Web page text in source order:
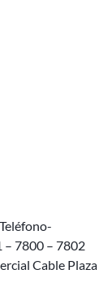
– 7800 – 7802
Cable Plaza